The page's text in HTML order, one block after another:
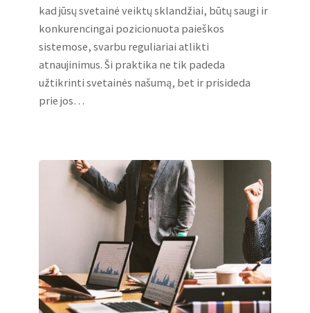
kad jūsų svetainė veiktų sklandžiai, būtų saugi ir
konkurencingai pozicionuota paieškos
sistemose, svarbu reguliariai atlikti
atnaujinimus. Ši praktika ne tik padeda
užtikrinti svetainės našumą, bet ir prisideda
prie jos…